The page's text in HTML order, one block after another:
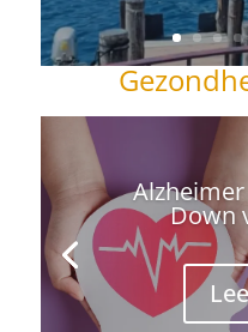
Down